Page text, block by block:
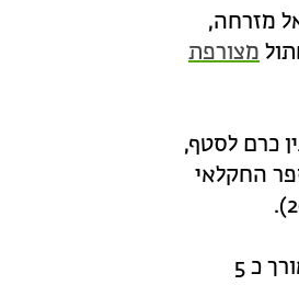
מזרחה,
מצורפת
כרם לסטף,
בית הספר החקלאי
בשל עבודות פיתוח בצומת צור הדסה, הוסט שביל ישראל לאורך כ 5